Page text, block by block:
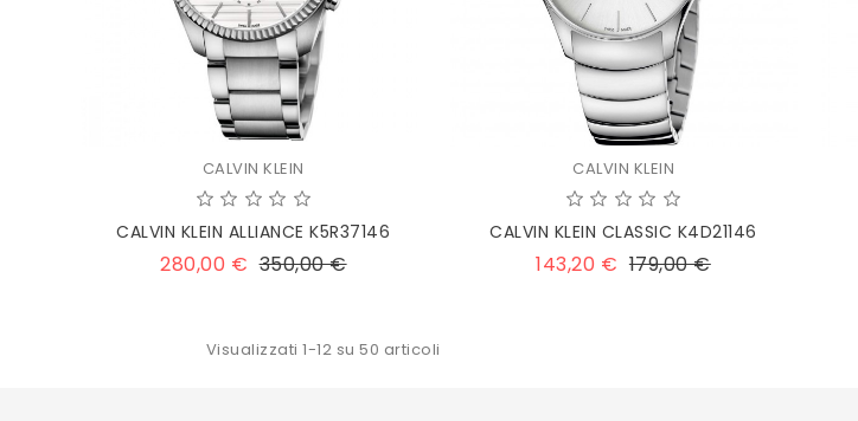
CALVIN KLEIN
CALVIN KLEIN ALLIANCE K5R37146
280,00 € Prezzo
350,00 €Prezzo
CALVIN KLEIN
CALVIN KLEIN CLASSIC K4D21146
143,20 € Prezzo
179,00 €Prezzo
Visualizzati 1-12 su 50 articoli